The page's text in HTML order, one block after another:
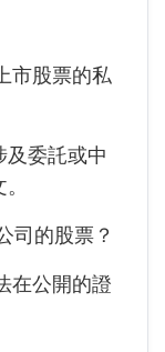
市股票的私
及委託或中
司的股票？
在公開的證